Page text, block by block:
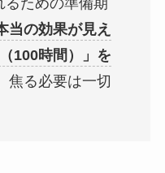
当の効果が見え
100時間）」を
焦る必要は一切